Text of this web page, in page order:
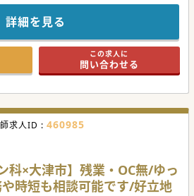
っくり向き合いたい先生や、育児中
。
詳細を見る
この求人に
問い合わせる
求人ID : 460985
科×大津市】残業・OC無/ゆっ
時短も相談可能です/好立地